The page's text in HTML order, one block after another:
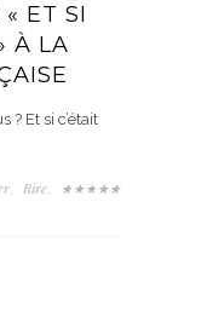
ET SI
À LA
? Et si c’était
, Rire,
★★★★★